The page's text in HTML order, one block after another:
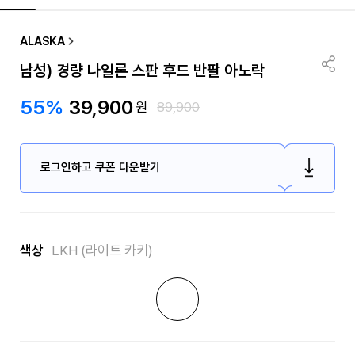
ALASKA
남성) 경량 나일론 스판 후드 반팔 아노락
55% 39,900원 89,900
로그인하고 쿠폰 다운받기
색상 LKH (라이트 카키)